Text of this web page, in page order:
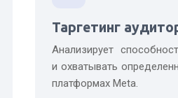
Таргетинг
Анализирует
и охватывать
платформах Meta.